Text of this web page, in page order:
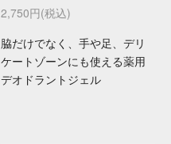
2,750円(税込)
脇だけでなく、手や足、デリ
ケートゾーンにも使える薬用
デオドラントジェル